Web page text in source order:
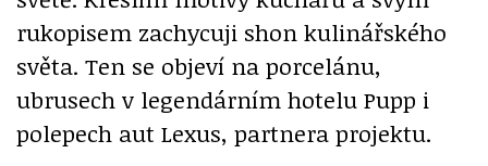
rukopisem zachycuji shon kulinářského
světa. Ten se objeví na porcelánu,
ubrusech v legendárním hotelu Pupp i
polepech aut Lexus, partnera projektu.